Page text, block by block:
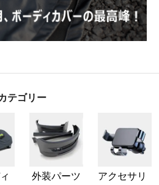
テゴリー
外装パーツ
アクセサリ